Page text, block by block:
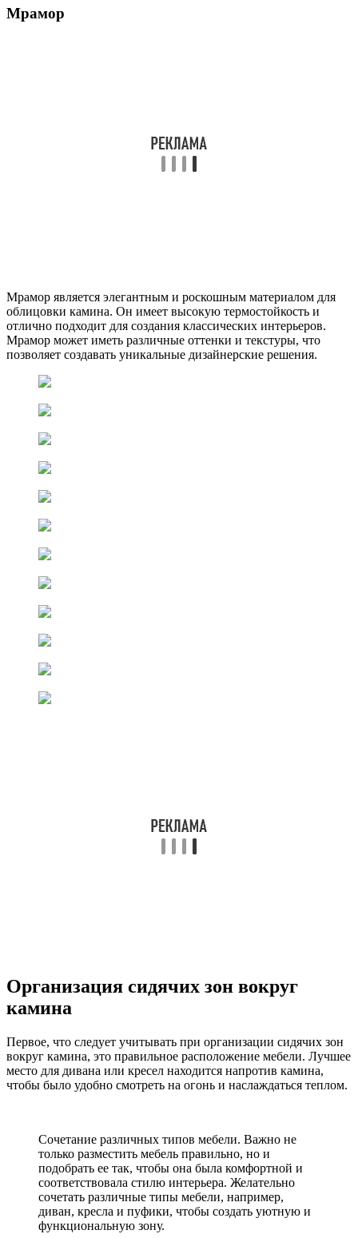
Мрамор
Мрамор является элегантным и роскошным материалом для
облицовки камина. Он имеет высокую термостойкость и
отлично подходит для создания классических интерьеров.
Мрамор может иметь различные оттенки и текстуры, что
позволяет создавать уникальные дизайнерские решения.
Организация сидячих зон вокруг
камина
Первое, что следует учитывать при организации сидячих зон
вокруг камина, это правильное расположение мебели. Лучшее
место для дивана или кресел находится напротив камина,
чтобы было удобно смотреть на огонь и наслаждаться теплом.
Сочетание различных типов мебели. Важно не
только разместить мебель правильно, но и
подобрать ее так, чтобы она была комфортной и
соответствовала стилю интерьера. Желательно
сочетать различные типы мебели, например,
диван, кресла и пуфики, чтобы создать уютную и
функциональную зону.